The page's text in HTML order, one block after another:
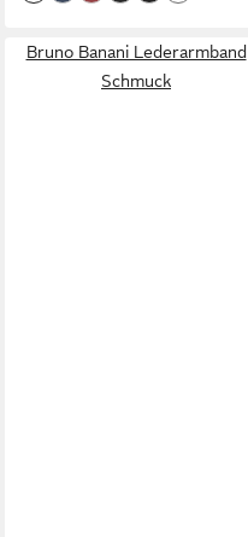
Bruno Banani Lederarmband
Schmuck